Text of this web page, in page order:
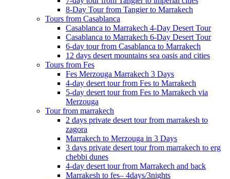
8-Day Tour from Tangier to Marrakech
Tours from Casablanca
Casablanca to Marrakech 4-Day Desert Tour
Casablanca to Marrakech 6-Day Desert Tour
6-day tour from Casablanca to Marrakech
12 days desert mountains sea oasis and cities
Tours from Fes
Fes Merzouga Marrakech 3 Days
4-day desert tour from Fes to Marrakech
5-day desert tour from Fes to Marrakech via
Merzouga
Tour from marrakech
2 days private desert tour from marrakesh to
zagora
Marrakech to Merzouga in 3 Days
3 days private desert tour from marrakech to erg
chebbi dunes
4-day desert tour from Marrakech and back
Marrakesh to fes– 4days/3nights